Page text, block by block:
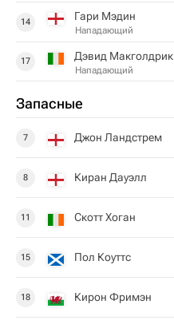
14 Гари Мэдин
Нападающий
17 Дэвид Макголдрик
Нападающий
Запасные
7 Джон Ландстрем
8 Киран Дауэлл
11 Скотт Хоган
15 Пол Коуттс
18 Кирон Фримэн